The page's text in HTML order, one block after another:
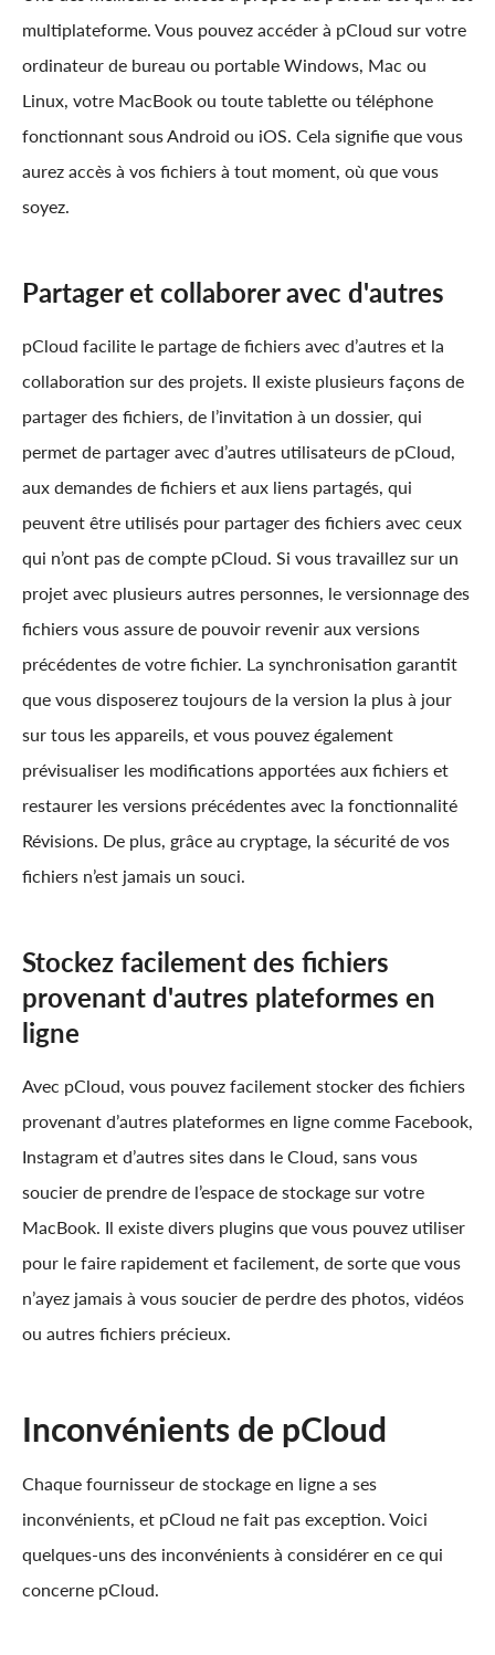
multiplateforme. Vous pouvez accéder à pCloud sur votre
ordinateur de bureau ou portable Windows, Mac ou
Linux, votre MacBook ou toute tablette ou téléphone
fonctionnant sous Android ou iOS. Cela signifie que vous
aurez accès à vos fichiers à tout moment, où que vous
soyez.
Partager et collaborer avec d'autres
pCloud facilite le partage de fichiers avec d’autres et la
collaboration sur des projets. Il existe plusieurs façons de
partager des fichiers, de l’invitation à un dossier, qui
permet de partager avec d’autres utilisateurs de pCloud,
aux demandes de fichiers et aux liens partagés, qui
peuvent être utilisés pour partager des fichiers avec ceux
qui n’ont pas de compte pCloud. Si vous travaillez sur un
projet avec plusieurs autres personnes, le versionnage des
fichiers vous assure de pouvoir revenir aux versions
précédentes de votre fichier. La synchronisation garantit
que vous disposerez toujours de la version la plus à jour
sur tous les appareils, et vous pouvez également
prévisualiser les modifications apportées aux fichiers et
restaurer les versions précédentes avec la fonctionnalité
Révisions. De plus, grâce au cryptage, la sécurité de vos
fichiers n’est jamais un souci.
Stockez facilement des fichiers
provenant d'autres plateformes en
ligne
Avec pCloud, vous pouvez facilement stocker des fichiers
provenant d’autres plateformes en ligne comme Facebook,
Instagram et d’autres sites dans le Cloud, sans vous
soucier de prendre de l’espace de stockage sur votre
MacBook. Il existe divers plugins que vous pouvez utiliser
pour le faire rapidement et facilement, de sorte que vous
n’ayez jamais à vous soucier de perdre des photos, vidéos
ou autres fichiers précieux.
Inconvénients de pCloud
Chaque fournisseur de stockage en ligne a ses
inconvénients, et pCloud ne fait pas exception. Voici
quelques-uns des inconvénients à considérer en ce qui
concerne pCloud.